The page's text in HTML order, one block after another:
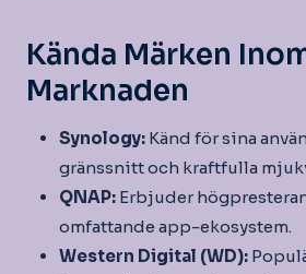
Kända Märken
Marknaden
Synology: Känd för sina
gränssnitt och kraftfulla
QNAP: Erbjuder
omfattande app-ekosystem.
Western Digital (WD):